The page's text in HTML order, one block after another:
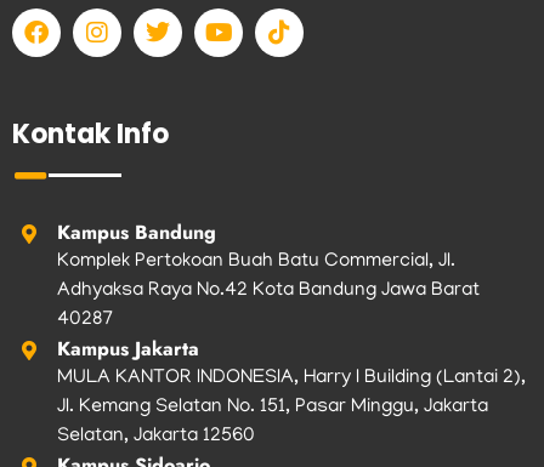
F
a
c
o
o
k
I
n
s
a
g
a
T
w
i
e
Y
o
u
T
i
k
Kontak Info
Kampus Bandung
Komplek Pertokoan Buah Batu Commercial, Jl.
Adhyaksa Raya No.42 Kota Bandung Jawa Barat
40287
Kampus Jakarta
MULA KANTOR INDONESIA, Harry I Building (Lantai 2),
Jl. Kemang Selatan No. 151, Pasar Minggu, Jakarta
Selatan, Jakarta 12560